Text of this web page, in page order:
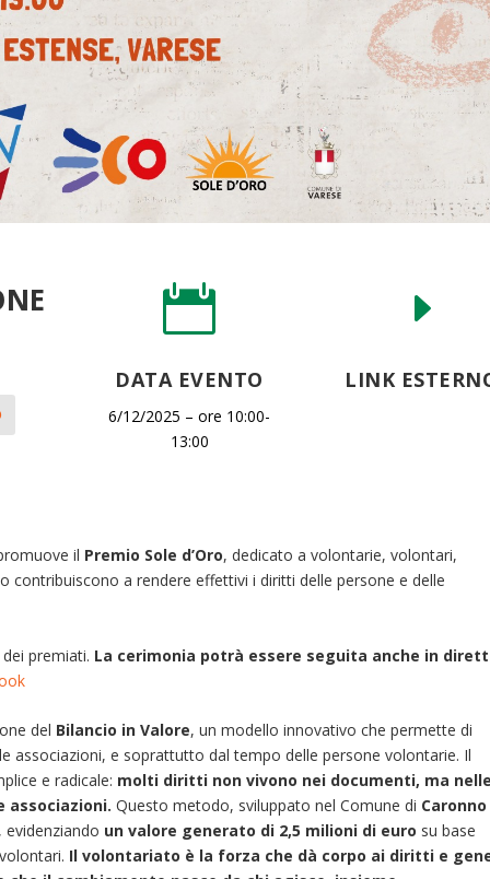

DATA EVENTO
6/12/2025 – ore 10:00-
13:00
E
LINK
il Premio Sole d’Oro, dedicato a volontarie, volontari,
contribuiscono a rendere effettivi i diritti delle persone e delle
premiati. La cerimonia potrà essere seguita anche in
del Bilancio in Valore, un modello innovativo che permette di
associazioni, e soprattutto dal tempo delle persone volontarie. Il
e radicale: molti diritti non vivono nei documenti, ma
associazioni. Questo metodo, sviluppato nel Comune di Caronno
un valore generato di 2,5 milioni di euro su base
Il volontariato è la forza che dà corpo ai diritti e